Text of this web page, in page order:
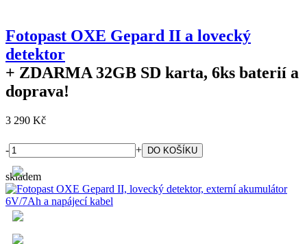
Fotopast OXE Gepard II a lovecký
detektor
+ ZDARMA32GB SD karta, 6ks baterií a
doprava!
3 290 Kč
- +
skladem